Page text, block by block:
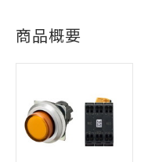
商品概要